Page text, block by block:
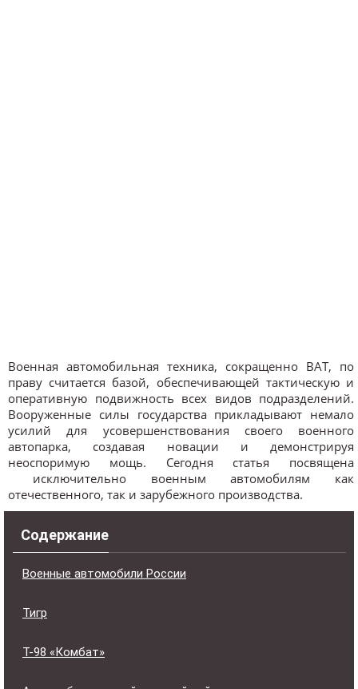
Военная автомобильная техника, сокращенно ВАТ, по
праву считается базой, обеспечивающей тактическую и
оперативную подвижность всех видов подразделений.
Вооруженные силы государства прикладывают немало
усилий для усовершенствования своего военного
автопарка, создавая новации и демонстрируя
неоспоримую мощь. Сегодня статья посвящена
исключительно военным автомобилям как
отечественного, так и зарубежного производства.
Содержание
Военные автомобили России
Тигр
Т-98 «Комбат»